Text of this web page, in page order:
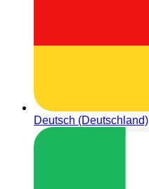
Deutsch (Deutschland)